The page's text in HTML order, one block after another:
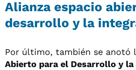
Alianza espacio
desarrollo y la
Por último, también se anotó
Abierto para el Desarrollo y